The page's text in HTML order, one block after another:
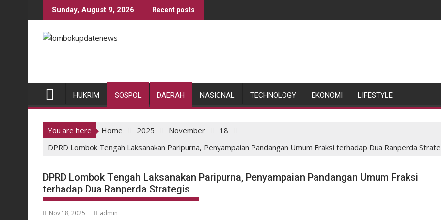
to
Sunday, August 9, 2026 Recent posts
HUKRIM SOSPOL DAERAH NASIONAL TECHNOLOGY EKONOMI LIFESTYLE
You are here Home 2025 November
18
DPRD Lombok Tengah Laksanakan Paripurna, Penyampaian Pandangan Umum Fraksi terhadap Dua Ranperda
DPRD Lombok Tengah Laksanakan Paripurna, Penyampaian Pandangan Umum Fraksi
terhadap Dua Ranperda Strategis
Nov 18, 2025 admin